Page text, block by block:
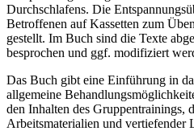
Durchschlafens. Die
Betroffenen auf Kassetten zum
gestellt. Im Buch sind die Texte
besprochen und ggf. modifiziert
Das Buch gibt eine Einführung in
allgemeine
den Inhalten des Gruppentrainings,
Arbeitsmaterialien und vertiefender